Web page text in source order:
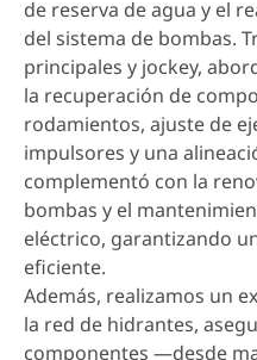
de reserva de agua y el
del sistema de bombas.
principales y jockey,
la recuperación de
rodamientos, ajuste de
impulsores y una
complementó con la
bombas y el
eléctrico, garantizando
eficiente.
Además, realizamos un
la red de hidrantes,
componentes —desde